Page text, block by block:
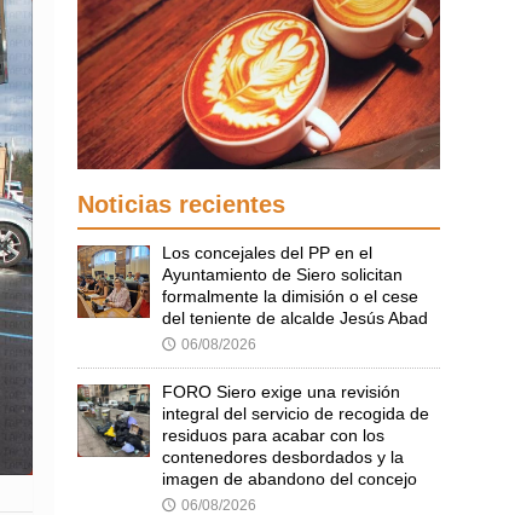
Noticias recientes
Los concejales del PP en el
Ayuntamiento de Siero solicitan
formalmente la dimisión o el cese
del teniente de alcalde Jesús Abad
🕔 06/08/2026
FORO Siero exige una revisión
integral del servicio de recogida de
residuos para acabar con los
contenedores desbordados y la
imagen de abandono del concejo
🕔 06/08/2026